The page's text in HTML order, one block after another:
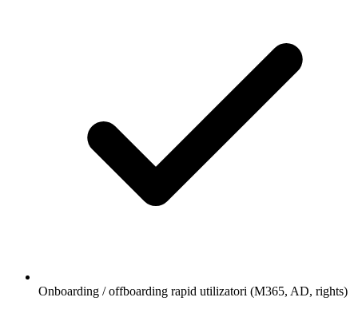
Onboarding / offboarding rapid utilizatori (M365, AD, rights)